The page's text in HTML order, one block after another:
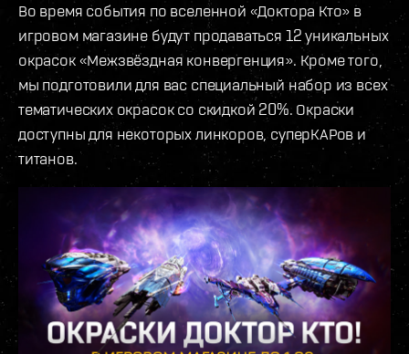
Во время события по вселенной «Доктора Кто» в
игровом магазине будут продаваться 12 уникальных
окрасок «Межзвёздная конвергенция». Кроме того,
мы подготовили для вас специальный набор из всех
тематических окрасок со скидкой 20%. Окраски
доступны для некоторых линкоров, суперКАРов и
титанов.